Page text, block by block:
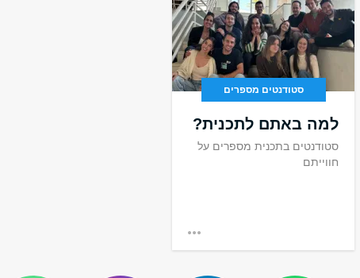
סטודנטים מספרים
למה באתם לתכנית?
סטודנטים בתכנית מספרים על
חווייתם